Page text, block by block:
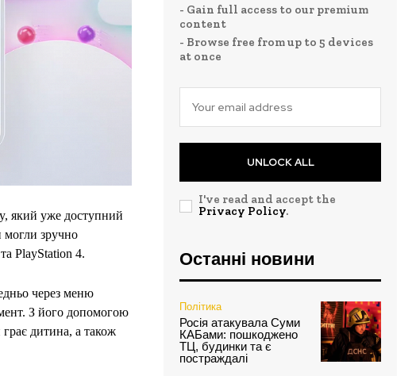
який уже доступний
могли зручно
PlayStation 4.
через меню
З його допомогою
дитина, а також
- Gain full access to our premium
content
- Browse free from up to 5 devices
at once
UNLOCK ALL
I've read and accept the
Privacy Policy.
Останні новини
Політика
Росія атакувала Суми
КАБами: пошкоджено
ТЦ, будинки та є
постраждалі